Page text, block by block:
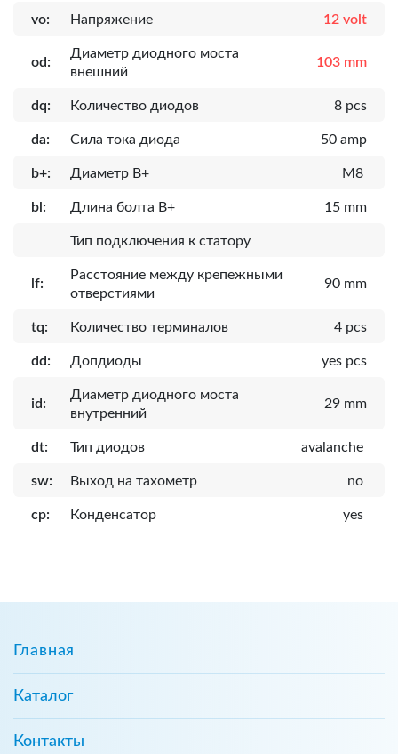
vo: Напряжение 12 volt
od:
Диаметр диодного моста
внешний
103 mm
dq: Количество диодов 8 pcs
da: Сила тока диода 50 amp
b+: Диаметр B+ M8
bl: Длина болта B+ 15 mm
Тип подключения к статору
lf:
Расcтояние между крепежными
отверстиями
90 mm
tq: Количество терминалов 4 pcs
dd: Допдиоды yes pcs
id:
Диаметр диодного моста
внутренний
29 mm
dt: Тип диодов avalanche
sw: Выход на тахометр no
cp: Конденсатор yes
Главная
Каталог
Контакты